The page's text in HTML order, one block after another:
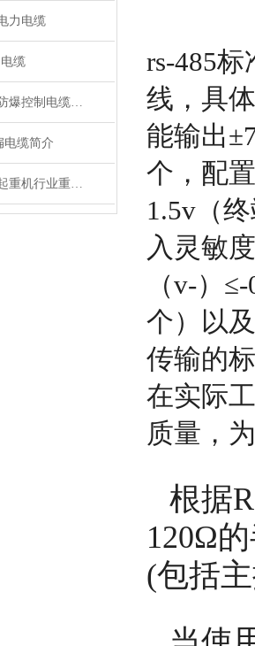
力电缆
缆
确保安全：本安防爆控制电缆在工业中的重要性
电缆简介
钢丝扁电缆将成起重机行业重要的一部分
rs-485
线，具
能输出
个，配
1.5v（
入灵敏
（v-）
个）以
传输的
在实际
质量，
根据
120Ω
(包括